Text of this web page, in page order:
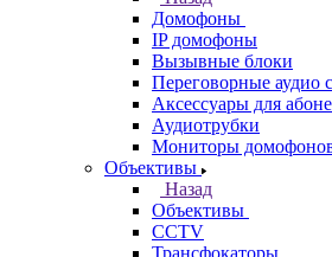
Домофоны
IP домофоны
Вызывные блоки
Переговорные аудио
Аксессуары для
Аудиотрубки
Мониторы
Объективы
Назад
Объективы
CCTV
Трансфокаторы